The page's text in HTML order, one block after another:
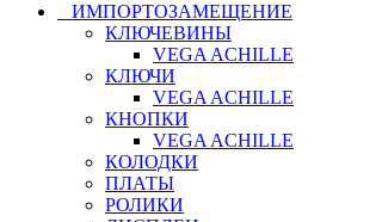
⠀ИМПОРТОЗАМЕЩЕНИЕ
КЛЮЧЕВИНЫ
VEGA ACHILLE
КЛЮЧИ
VEGA ACHILLE
КНОПКИ
VEGA ACHILLE
КОЛОДКИ
ПЛАТЫ
РОЛИКИ